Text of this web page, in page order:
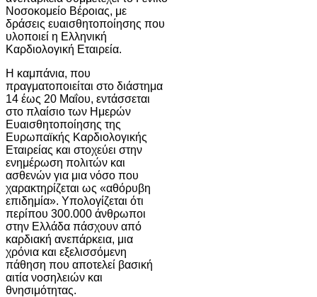
Νοσοκομείο Βέροιας, με
δράσεις ευαισθητοποίησης που
υλοποιεί η Ελληνική
Καρδιολογική Εταιρεία.
Η καμπάνια, που
πραγματοποιείται στο διάστημα
14 έως 20 Μαΐου, εντάσσεται
στο πλαίσιο των Ημερών
Ευαισθητοποίησης της
Ευρωπαϊκής Καρδιολογικής
Εταιρείας και στοχεύει στην
ενημέρωση πολιτών και
ασθενών για μια νόσο που
χαρακτηρίζεται ως «αθόρυβη
επιδημία». Υπολογίζεται ότι
περίπου 300.000 άνθρωποι
στην Ελλάδα πάσχουν από
καρδιακή ανεπάρκεια, μια
χρόνια και εξελισσόμενη
πάθηση που αποτελεί βασική
αιτία νοσηλειών και
θνησιμότητας.